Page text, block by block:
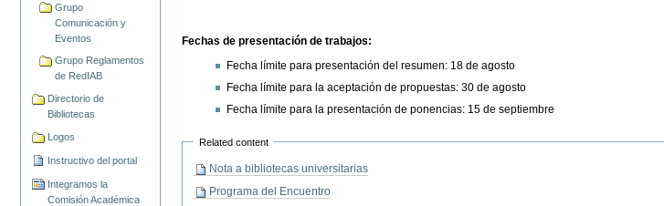
Grupo
Comunicación y
Eventos
Grupo Reglamentos
de RedIAB
Directorio de
Bibliotecas
Logos
Instructivo del portal
Integramos la
Comisión Académica
Fechas de presentación de trabajos:
Fecha límite para presentación del resumen: 18 de agosto
Fecha límite para la aceptación de propuestas: 30 de agosto
Fecha límite para la presentación de ponencias: 15 de septiembre
Related content
Nota a bibliotecas universitarias
Programa del Encuentro